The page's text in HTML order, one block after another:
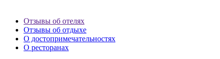
Отзывы об отелях
Отзывы об отдыхе
О достопримечательностях
О ресторанах